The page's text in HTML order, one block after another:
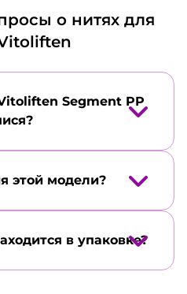
о нитях для
Segment PP
этой модели?
в упаковке?